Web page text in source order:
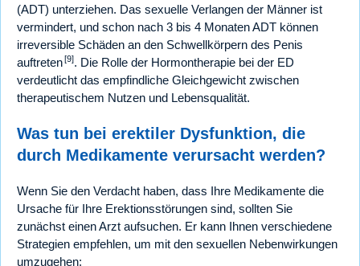
(ADT) unterziehen. Das sexuelle Verlangen der Männer ist
vermindert, und schon nach 3 bis 4 Monaten ADT können
irreversible Schäden an den Schwellkörpern des Penis
auftreten[9]. Die Rolle der Hormontherapie bei der ED
verdeutlicht das empfindliche Gleichgewicht zwischen
therapeutischem Nutzen und Lebensqualität.
Was tun bei erektiler Dysfunktion, die
durch Medikamente verursacht werden?
Wenn Sie den Verdacht haben, dass Ihre Medikamente die
Ursache für Ihre Erektionsstörungen sind, sollten Sie
zunächst einen Arzt aufsuchen. Er kann Ihnen verschiedene
Strategien empfehlen, um mit den sexuellen Nebenwirkungen
umzugehen: